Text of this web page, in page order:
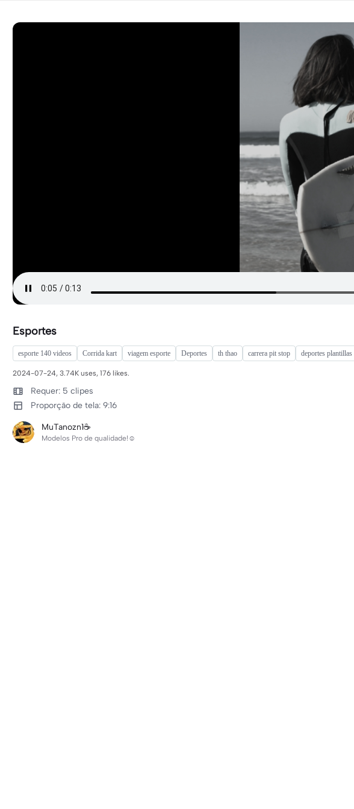
Esportes
esporte 140 videos Corrida kart viagem esporte Deportes th thao carrera pit stop deportes plantillas
2024-07-24, 3.74K uses, 176 likes.
Requer: 5 clipes
Proporção de tela: 9:16
MuTanozn1☕️
Modelos Pro de qualidade!☺️